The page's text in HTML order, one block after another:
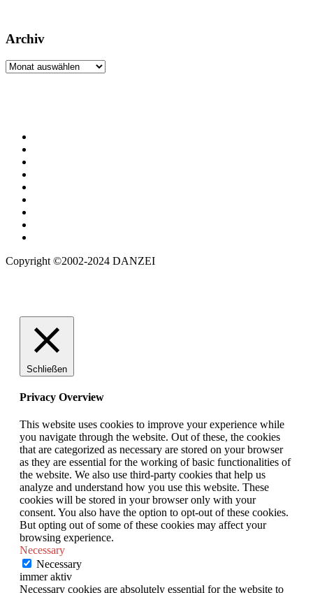
Archiv
Archiv
Copyright ©2002-2024 DANZEI
Schließen
Privacy Overview
This website uses cookies to improve your experience while
you navigate through the website. Out of these, the cookies
that are categorized as necessary are stored on your browser
as they are essential for the working of basic functionalities of
the website. We also use third-party cookies that help us
analyze and understand how you use this website. These
cookies will be stored in your browser only with your
consent. You also have the option to opt-out of these cookies.
But opting out of some of these cookies may affect your
browsing experience.
Necessary
Necessary
immer aktiv
Necessary cookies are absolutely essential for the website to